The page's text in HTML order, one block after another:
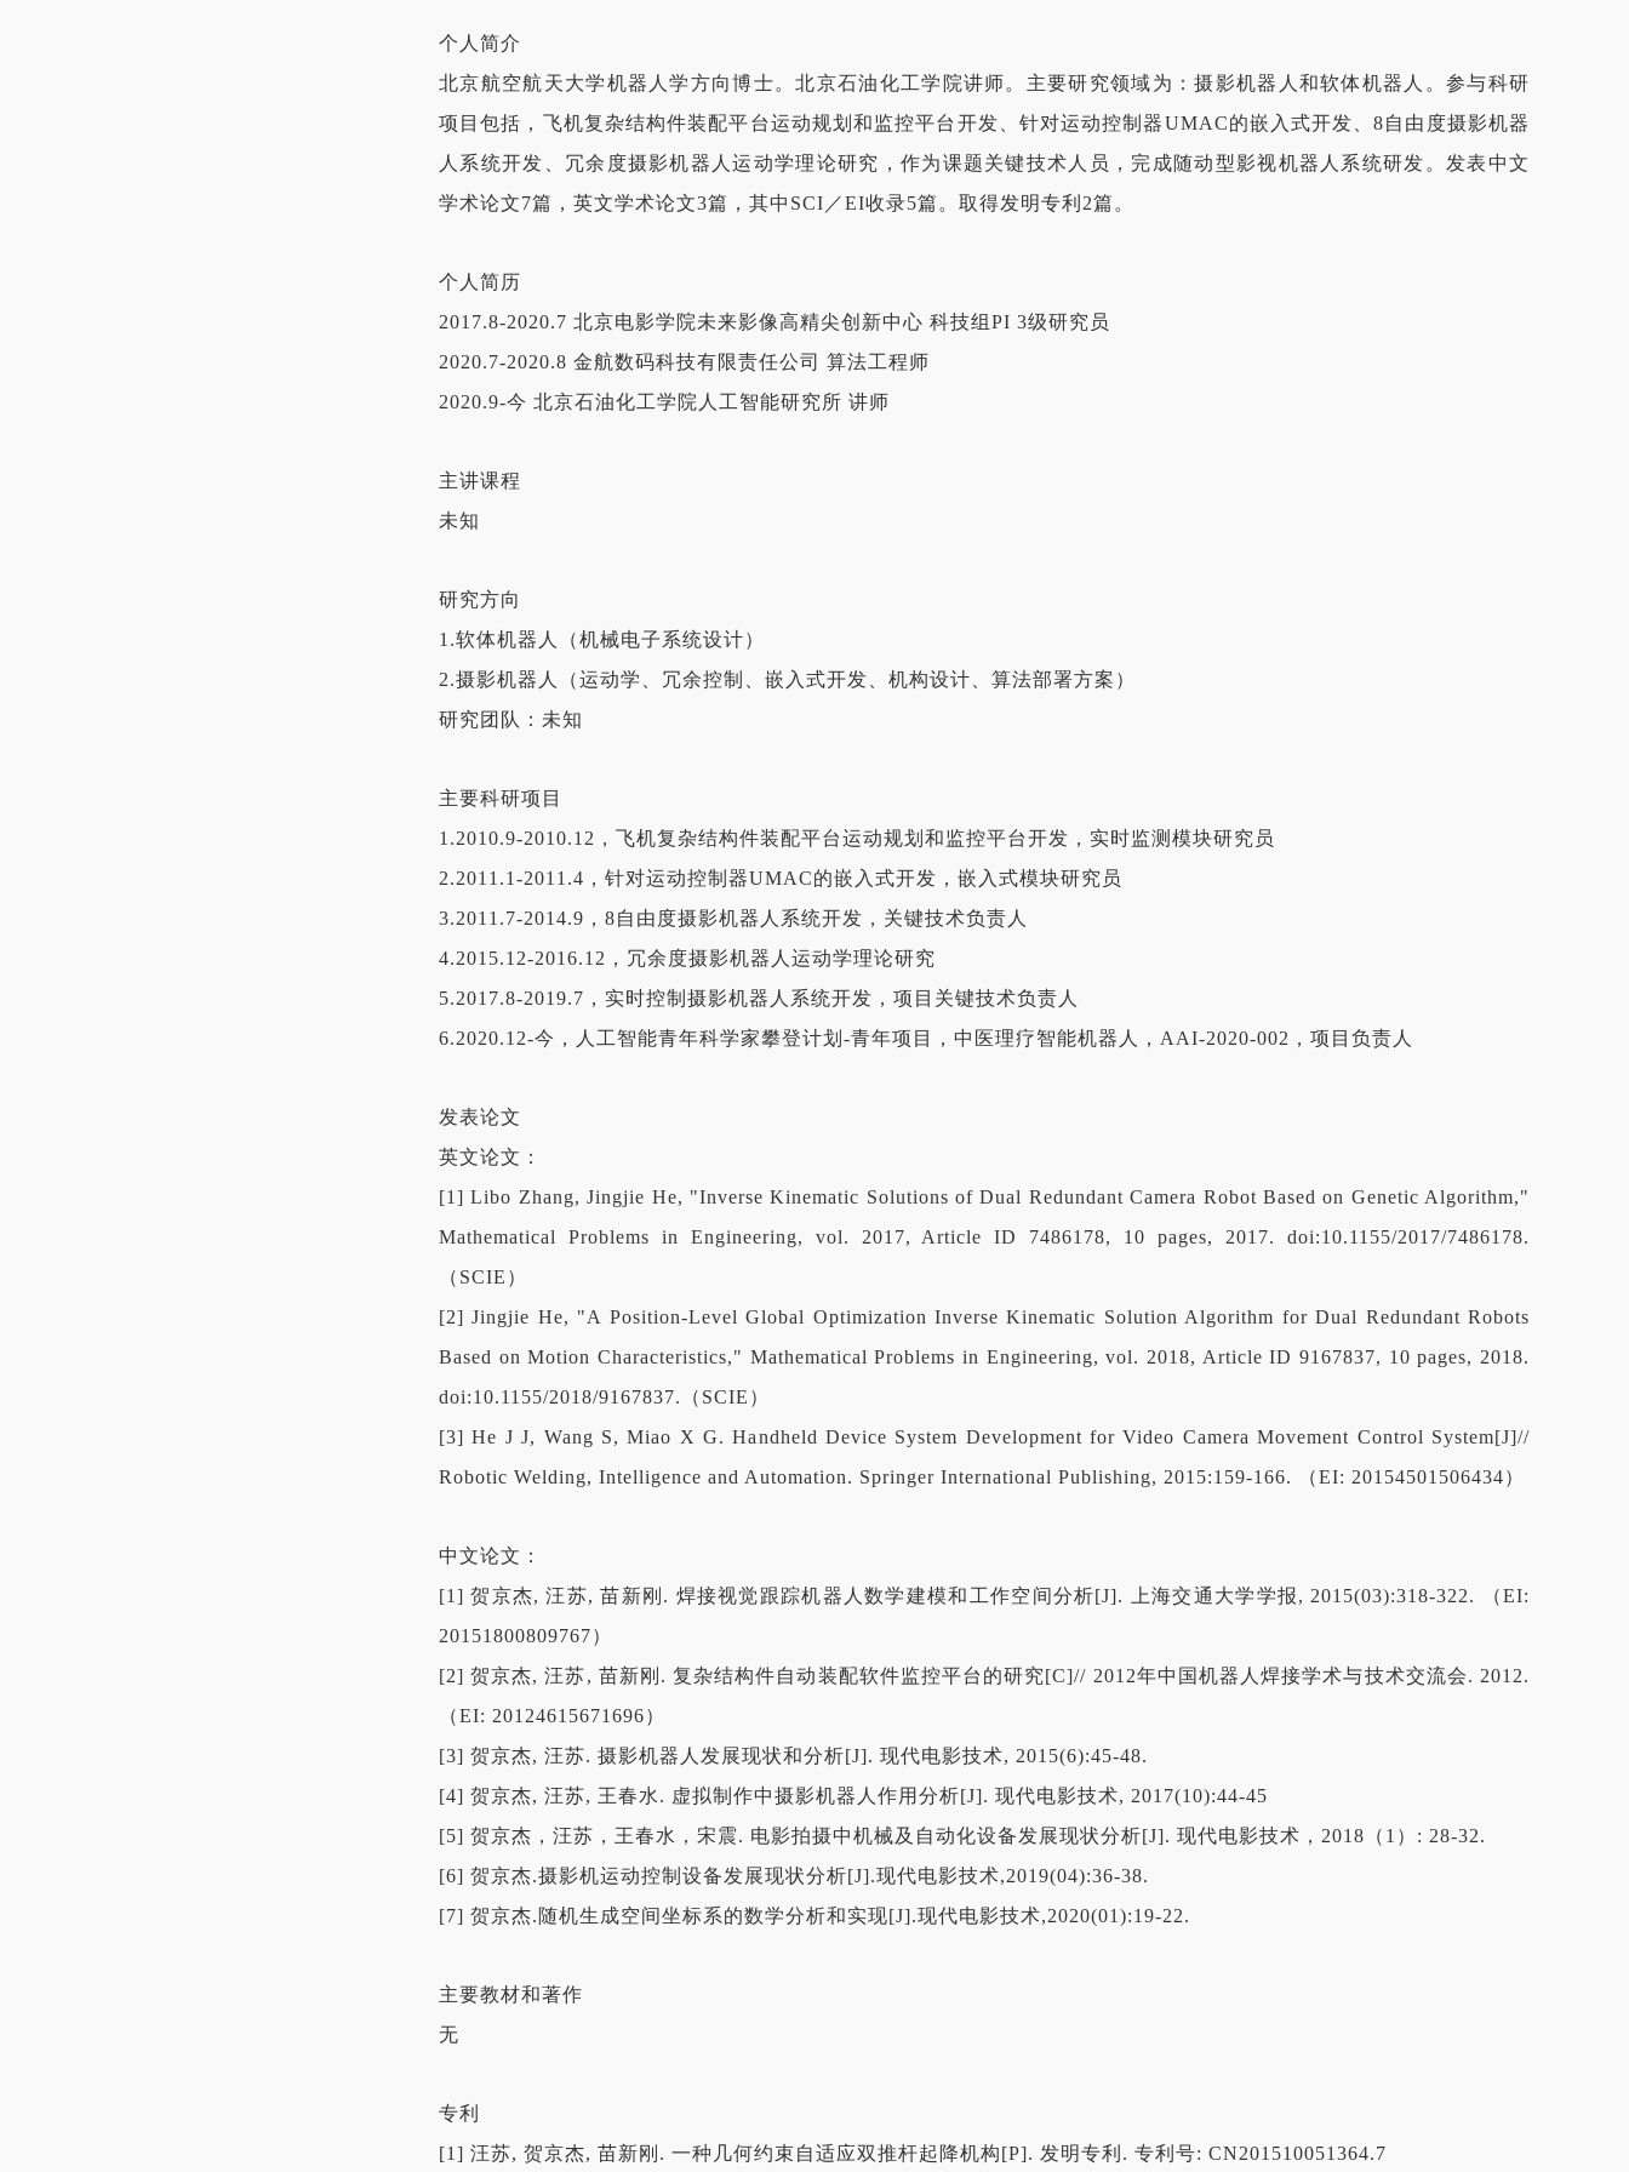
个人简介
北京航空航天大学机器人学方向博士。北京石油化工学院讲师。主要研究领域为：摄影机器人和软体机器人。参与科研
项目包括，飞机复杂结构件装配平台运动规划和监控平台开发、针对运动控制器UMAC的嵌入式开发、8自由度摄影机器
人系统开发、冗余度摄影机器人运动学理论研究，作为课题关键技术人员，完成随动型影视机器人系统研发。发表中文
学术论文7篇，英文学术论文3篇，其中SCI／EI收录5篇。取得发明专利2篇。
个人简历
2017.8-2020.7 北京电影学院未来影像高精尖创新中心 科技组PI 3级研究员
2020.7-2020.8 金航数码科技有限责任公司 算法工程师
2020.9-今 北京石油化工学院人工智能研究所 讲师
主讲课程
未知
研究方向
1.软体机器人（机械电子系统设计）
2.摄影机器人（运动学、冗余控制、嵌入式开发、机构设计、算法部署方案）
研究团队：未知
主要科研项目
1.2010.9-2010.12，飞机复杂结构件装配平台运动规划和监控平台开发，实时监测模块研究员
2.2011.1-2011.4，针对运动控制器UMAC的嵌入式开发，嵌入式模块研究员
3.2011.7-2014.9，8自由度摄影机器人系统开发，关键技术负责人
4.2015.12-2016.12，冗余度摄影机器人运动学理论研究
5.2017.8-2019.7，实时控制摄影机器人系统开发，项目关键技术负责人
6.2020.12-今，人工智能青年科学家攀登计划-青年项目，中医理疗智能机器人，AAI-2020-002，项目负责人
发表论文
英文论文：
[1] Libo Zhang, Jingjie He, "Inverse Kinematic Solutions of Dual Redundant Camera Robot Based on Genetic Algorithm,"
Mathematical Problems in Engineering, vol. 2017, Article ID 7486178, 10 pages, 2017. doi:10.1155/2017/7486178.
（SCIE）
[2] Jingjie He, "A Position-Level Global Optimization Inverse Kinematic Solution Algorithm for Dual Redundant Robots
Based on Motion Characteristics," Mathematical Problems in Engineering, vol. 2018, Article ID 9167837, 10 pages, 2018.
doi:10.1155/2018/9167837.（SCIE）
[3] He J J, Wang S, Miao X G. Handheld Device System Development for Video Camera Movement Control System[J]//
Robotic Welding, Intelligence and Automation. Springer International Publishing, 2015:159-166. （EI: 20154501506434）
中文论文：
[1] 贺京杰, 汪苏, 苗新刚. 焊接视觉跟踪机器人数学建模和工作空间分析[J]. 上海交通大学学报, 2015(03):318-322. （EI:
20151800809767）
[2] 贺京杰, 汪苏, 苗新刚. 复杂结构件自动装配软件监控平台的研究[C]// 2012年中国机器人焊接学术与技术交流会. 2012.
（EI: 20124615671696）
[3] 贺京杰, 汪苏. 摄影机器人发展现状和分析[J]. 现代电影技术, 2015(6):45-48.
[4] 贺京杰, 汪苏, 王春水. 虚拟制作中摄影机器人作用分析[J]. 现代电影技术, 2017(10):44-45
[5] 贺京杰，汪苏，王春水，宋震. 电影拍摄中机械及自动化设备发展现状分析[J]. 现代电影技术，2018（1）: 28-32.
[6] 贺京杰.摄影机运动控制设备发展现状分析[J].现代电影技术,2019(04):36-38.
[7] 贺京杰.随机生成空间坐标系的数学分析和实现[J].现代电影技术,2020(01):19-22.
主要教材和著作
无
专利
[1] 汪苏, 贺京杰, 苗新刚. 一种几何约束自适应双推杆起降机构[P]. 发明专利. 专利号: CN201510051364.7